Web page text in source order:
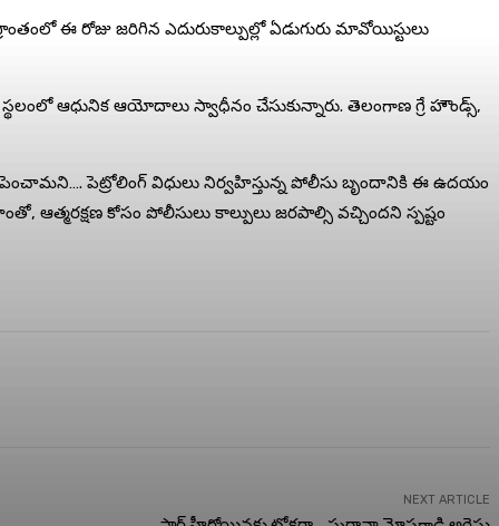
ఈ రోజు జరిగిన ఎదురుకాల్పుల్లో ఏడుగురు మావోయిస్టులు
ఆధునిక ఆయోదాలు స్వాధీనం చేసుకున్నారు. తెలంగాణ గ్రే హౌండ్స్,
పెట్రోలింగ్ విధులు నిర్వహిస్తున్న పోలీసు బృందానికి ఈ ఉదయం
కోసం పోలీసులు కాల్పులు జరపాల్సి వచ్చిందని స్పష్టం
NEXT ARTICLE